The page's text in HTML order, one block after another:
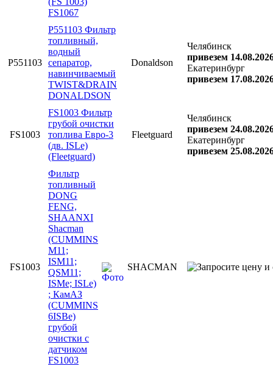
FS1067
P551103
P551103 Фильтр
топливный,
водный
сепаратор,
навинчиваемый
TWIST&DRAIN
DONALDSON
Donaldson
Челябинск
привезем
Екатеринбург
привезем
FS1003
FS1003 Фильтр
грубой очистки
топлива Евро-3
(дв. ISLe)
(Fleetguard)
Fleetguard
Челябинск
привезем
Екатеринбург
привезем
FS1003
Фильтр
топливный
DONG
FENG,
SHAANXI
Shacman
(CUMMINS
M11;
ISM11;
QSM11;
ISMe; ISLe)
; КамАЗ
(CUMMINS
6ISBe)
грубой
очистки с
датчиком
FS1003
SHACMAN